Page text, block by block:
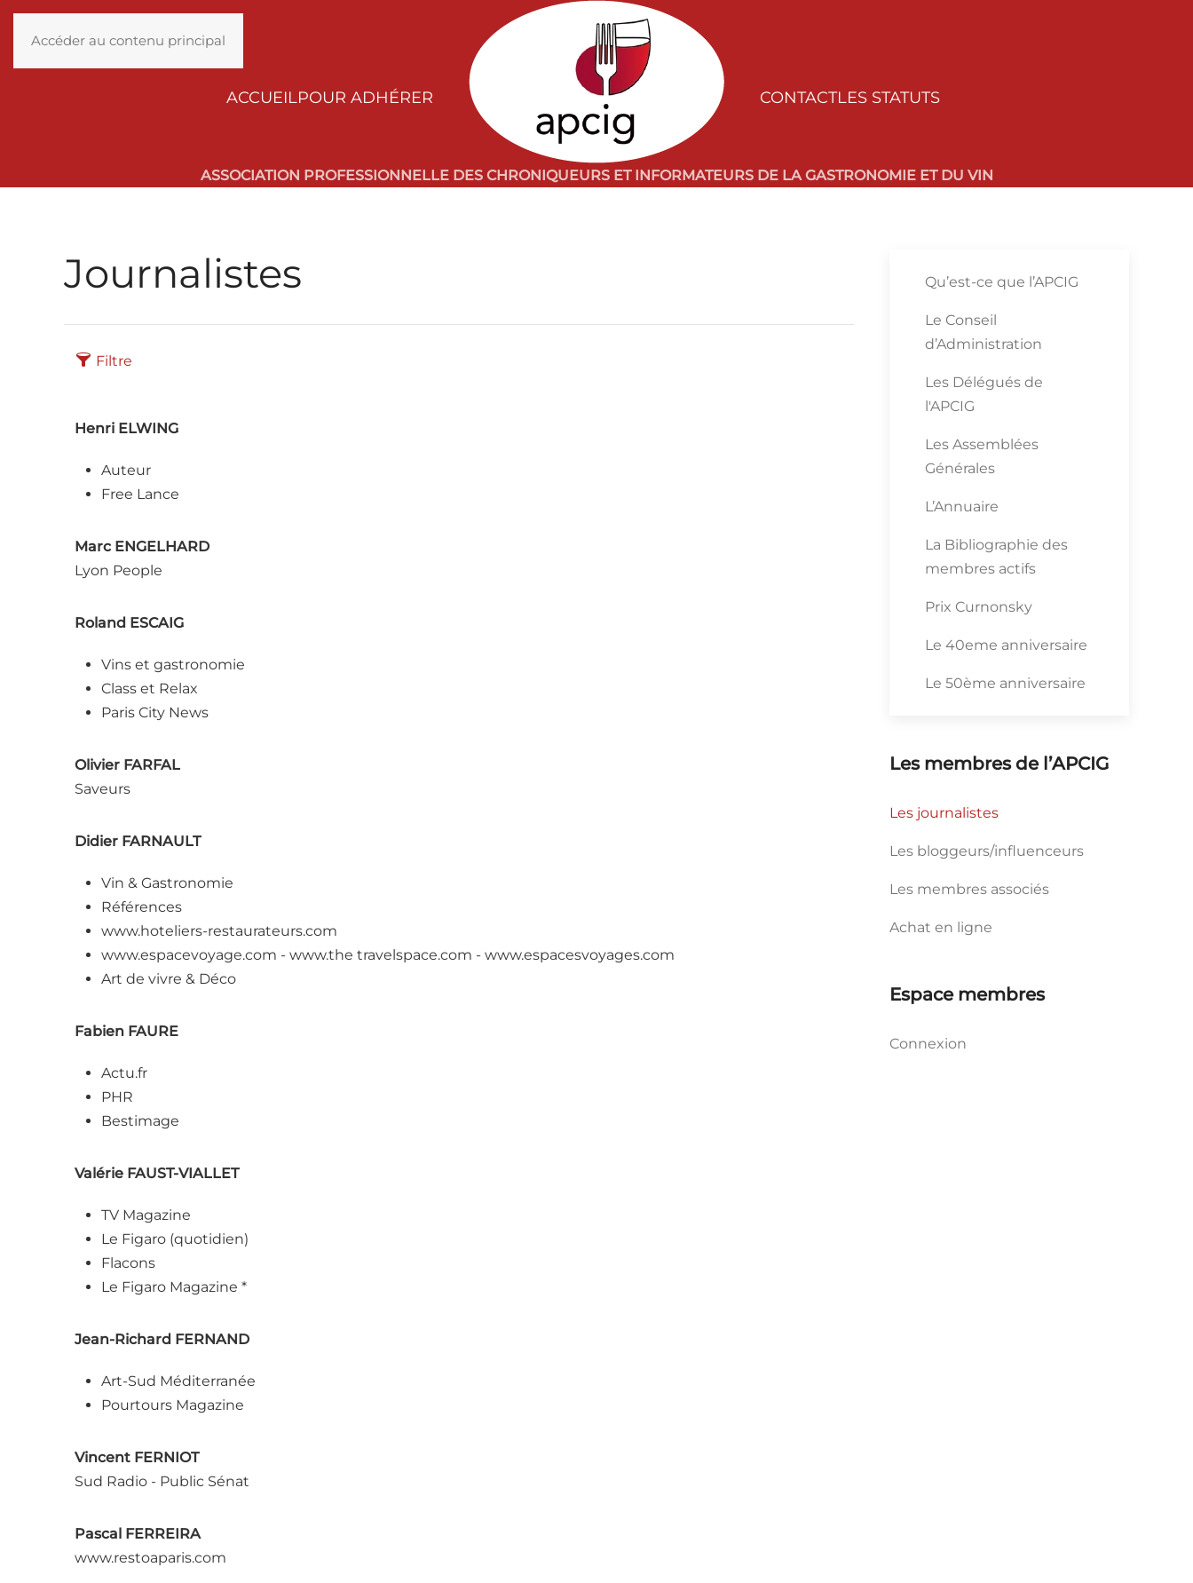
Accéder au contenu principal
ACCUEILPOUR ADHÉRER CONTACTLES STATUTS
ASSOCIATION PROFESSIONNELLE DES CHRONIQUEURS ET INFORMATEURS DE LA GASTRONOMIE ET DU VIN
Journalistes
Filtre
Henri ELWING
Auteur
Free Lance
Marc ENGELHARD
Lyon People
Roland ESCAIG
Vins et gastronomie
Class et Relax
Paris City News
Olivier FARFAL
Saveurs
Didier FARNAULT
Vin & Gastronomie
Références
www.hoteliers-restaurateurs.com
www.espacevoyage.com - www.the travelspace.com - www.espacesvoyages.com
Art de vivre & Déco
Fabien FAURE
Actu.fr
PHR
Bestimage
Valérie FAUST-VIALLET
TV Magazine
Le Figaro (quotidien)
Flacons
Le Figaro Magazine *
Jean-Richard FERNAND
Art-Sud Méditerranée
Pourtours Magazine
Vincent FERNIOT
Sud Radio - Public Sénat
Pascal FERREIRA
www.restoaparis.com
Qu’est-ce que l’APCIG
Le Conseil
d’Administration
Les Délégués de
l'APCIG
Les Assemblées
Générales
L’Annuaire
La Bibliographie des
membres actifs
Prix Curnonsky
Le 40eme anniversaire
Le 50ème anniversaire
Les membres de l’APCIG
Les journalistes
Les bloggeurs/influenceurs
Les membres associés
Achat en ligne
Espace membres
Connexion